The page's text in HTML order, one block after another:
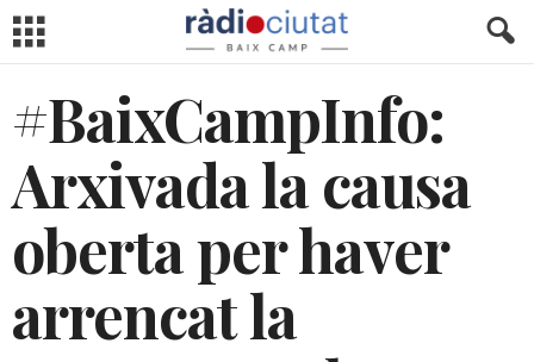
#BaixCampInfo:
Arxivada la causa
oberta per haver
arrencat la